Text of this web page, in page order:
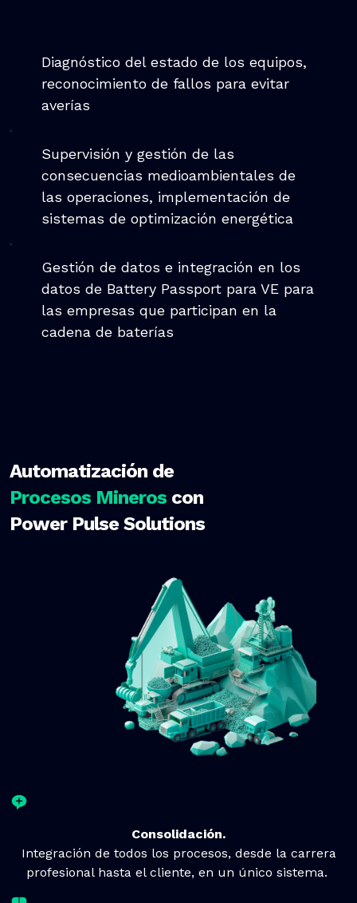
Diagnóstico del estado de los equipos,
reconocimiento de fallos para evitar
averías
Supervisión y gestión de las
consecuencias medioambientales de
las operaciones, implementación de
sistemas de optimización energética
Gestión de datos e integración en los
datos de Battery Passport para VE para
las empresas que participan en la
cadena de baterías
Automatización de
Procesos Mineros con
Power Pulse Solutions
Consolidación.
Integración de todos los procesos, desde la carrera
profesional hasta el cliente, en un único sistema.